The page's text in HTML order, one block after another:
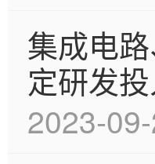
集成电
定研发
2023-